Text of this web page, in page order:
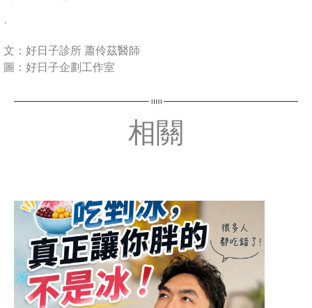
·
文：好日子診所 蕭伶茲醫師
圖：好日子企劃工作室
相關